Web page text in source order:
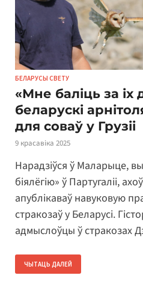
БЕЛАРУСЫ СВЕТУ
«Мне баліць за іх
беларускі
для соваў у Грузіі
9 красавіка 2025
Нарадзіўся ў Маларыце,
біялёгію» ў Партугаліі,
апублікаваў навуковую
стракозаў у Беларусі.
адмыслоўцы ў стракозах
ЧЫТАЦЬ ДАЛЕЙ